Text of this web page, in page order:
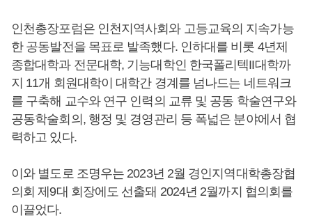
인천총장포럼은 인천지역사회와 고등교육의 지속가능
한 공동발전을 목표로 발족했다. 인하대를 비롯 4년제
종합대학과 전문대학, 기능대학인 한국폴리텍II대학까
지 11개 회원대학이 대학간 경계를 넘나드는 네트워크
를 구축해 교수와 연구 인력의 교류 및 공동 학술연구와
공동학술회의, 행정 및 경영관리 등 폭넓은 분야에서 협
력하고 있다.
이와 별도로 조명우는 2023년 2월 경인지역대학총장협
의회 제9대 회장에도 선출돼 2024년 2월까지 협의회를
이끌었다.